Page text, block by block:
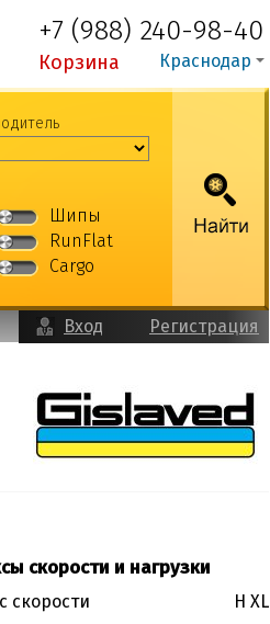
+7 (988) 240-98-40
Корзина Краснодар
Шипы
RunFlat
Cargo
Вход Регистрация
скорости и нагрузки
скорости
H XL